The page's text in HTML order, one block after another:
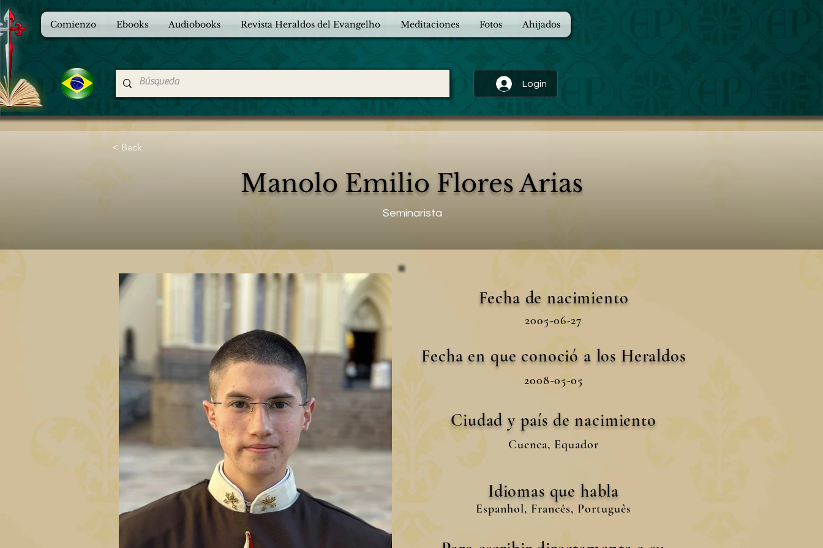
Comienzo Ebooks Audiobooks Revista Heraldos del Evangelho Meditaciones Fotos Ahijados
Login
< Back
Manolo Emilio Flores Arias
Seminarista
Fecha de nacimiento
2005-06-27
Fecha en que conoció a los Heraldos
2008-05-05
Ciudad y país de nacimiento
Cuenca, Equador
Idiomas que habla
Espanhol, Francês, Português